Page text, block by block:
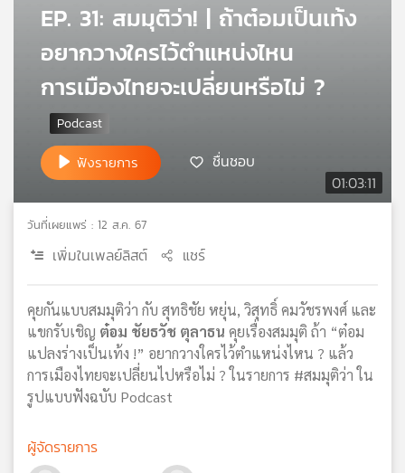
เครือ
แผนที่
วิทยุ
เครือ
01:03:11
EP. 31: สมมุติว่า! | ถ้าต๋อมเป็นเท้ง
อยากวางใครไว้ตำแหน่งไหน
การเมืองไทยจะเปลี่ยนหรือไม่ ?
ฟังรายการ ชื่นชอบ
วันที่เผยแพร่ : 12 ส.ค. 67
เพิ่มในเพลย์ลิสต์ แชร์
คุยกันแบบสมมุติว่า กับ สุทธิชัย หยุ่น, วิสุทธิ์ คมวัชรพงศ์ และ
แขกรับเชิญ ต๋อม ชัยธวัช ตุลาธน คุยเรื่องสมมุติ ถ้า “ต๋อม
แปลงร่างเป็นเท้ง !” อยากวางใครไว้ตำแหน่งไหน ? แล้ว
การเมืองไทยจะเปลี่ยนไปหรือไม่ ? ในรายการ #สมมุติว่า ใน
รูปแบบฟังฉบับ Podcast
ผู้จัดรายการ